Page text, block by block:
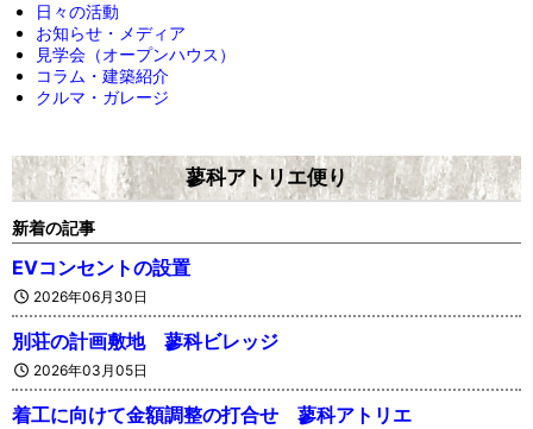
日々の活動
お知らせ・メディア
見学会（オープンハウス）
コラム・建築紹介
クルマ・ガレージ
蓼科アトリエ便り
新着の記事
EVコンセントの設置
2026年06月30日
別荘の計画敷地 蓼科ビレッジ
2026年03月05日
着工に向けて金額調整の打合せ 蓼科アトリエ